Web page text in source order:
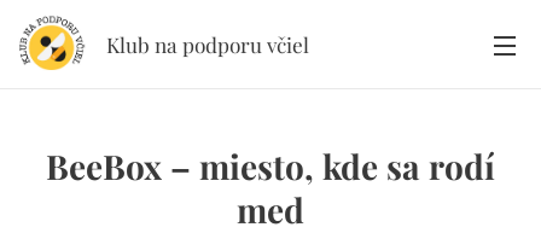
Klub na podporu včiel
BeeBox – miesto, kde sa rodí
med